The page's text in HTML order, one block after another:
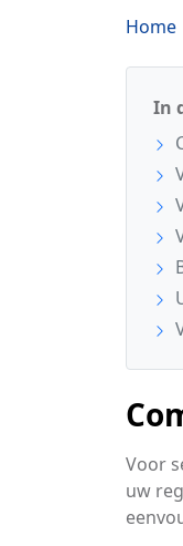
Home
In
Voor
uw